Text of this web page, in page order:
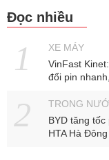
Đọc nhiều
XE MÁY
VinFast
đổi pin
TRONG
BYD tăng
HTA Hà Đông